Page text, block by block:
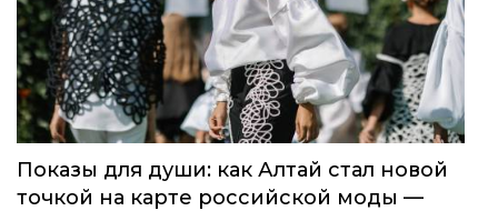
Показы для души: как Алтай стал новой
точкой на карте российской моды —